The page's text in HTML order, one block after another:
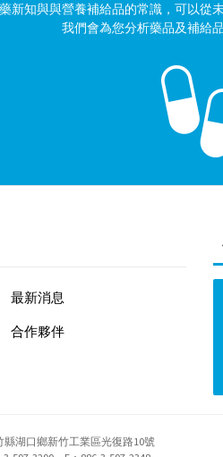
新知與與營養補給品的常識，可以從
我們會為您分析藥品及補給
最新消息
合作夥伴
縣湖口鄉新竹工業區光復路10號